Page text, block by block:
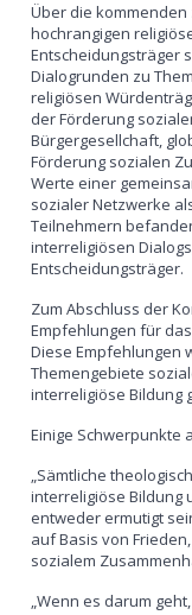
Über die
hochrangigen
Entscheidungsträger
Dialogrunden zu
religiösen
der Förderung
Bürgergesellchaft,
Förderung sozialen
Werte einer
sozialer Netzwerke
Teilnehmern
interreligiösen
Entscheidungsträger.
Zum Abschluss der
Empfehlungen für
Diese Empfehlungen
Themengebiete
interreligiöse Bildung
Einige Schwerpunkte
„Sämtliche
interreligiöse Bildung
entweder ermutigt
auf Basis von
sozialem
„Wenn es darum